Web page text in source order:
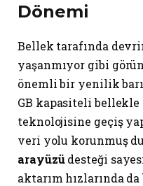
Dönemi
Bellek tarafında
yaşanmıyor gibi
önemli bir yenilik
GB kapasiteli
teknolojisine geçiş
veri yolu korunmuş
arayüzüdesteği
aktarım hızlarında